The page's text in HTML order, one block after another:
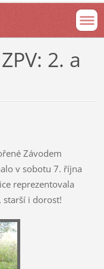
2. a
Závodem
v sobotu 7. října
reprezentovala
starší i dorost!